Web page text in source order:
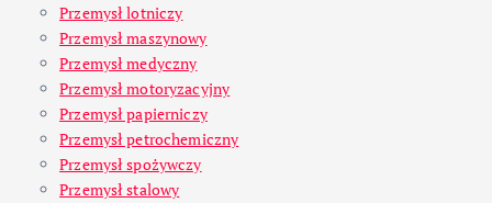
Przemysł lotniczy
Przemysł maszynowy
Przemysł medyczny
Przemysł motoryzacyjny
Przemysł papierniczy
Przemysł petrochemiczny
Przemysł spożywczy
Przemysł stalowy